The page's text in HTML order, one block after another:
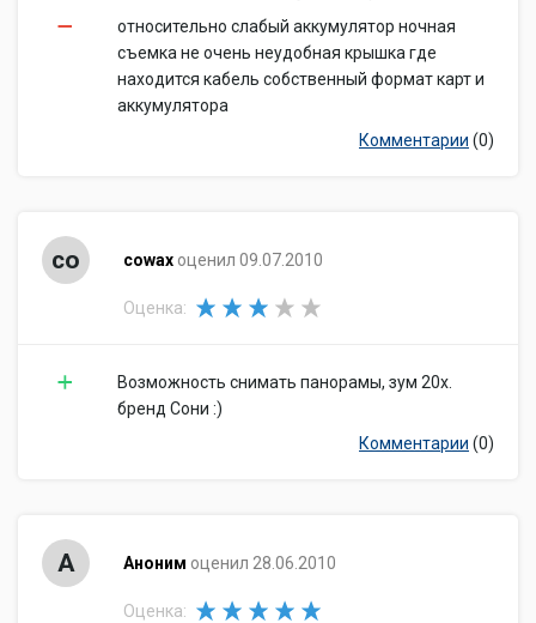
относительно слабый аккумулятор ночная
съемка не очень неудобная крышка где
находится кабель собственный формат карт и
аккумулятора
Комментарии (0)
co cowax оценил 09.07.2010
Оценка:
Возможность снимать панорамы, зум 20х.
бренд Сони :)
Комментарии (0)
А Аноним оценил 28.06.2010
Оценка: